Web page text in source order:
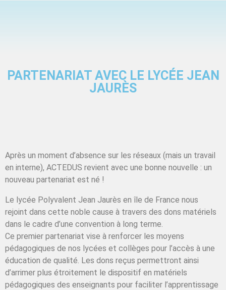
PARTENARIAT AVEC LE LYCÉE JEAN
JAURÈS
Après un moment d’absence sur les réseaux (mais un travail
en interne), ACTEDUS revient avec une bonne nouvelle : un
nouveau partenariat est né !
Le lycée Polyvalent Jean Jaurès en île de France nous
rejoint dans cette noble cause à travers des dons matériels
dans le cadre d’une convention à long terme.
Ce premier partenariat vise à renforcer les moyens
pédagogiques de nos lycées et collèges pour l’accès à une
éducation de qualité. Les dons reçus permettront ainsi
d’arrimer plus étroitement le dispositif en matériels
pédagogiques des enseignants pour faciliter l’apprentissage